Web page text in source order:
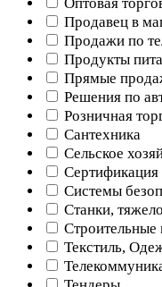
Оптовая
Продавец в
Продажи по
Продукты
Прямые
Решения по
Розничная
Сантехника
Сельское
Сертификация
Системы
Станки,
Строительные
Текстиль,